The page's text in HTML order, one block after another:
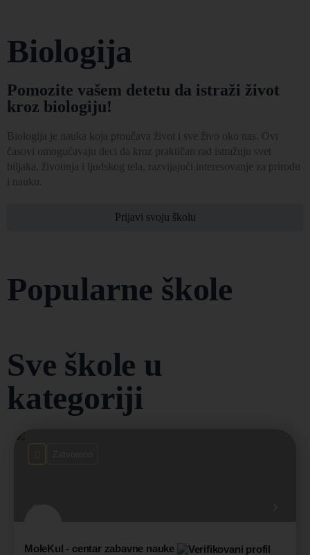
Biologija
Pomozite vašem detetu da istraži život
kroz biologiju!
Biologija je nauka koja proučava život i sve živo oko nas. Ovi
časovi omogućavaju deci da kroz praktičan rad istražuju svet
biljaka, životinja i ljudskog tela, razvijajući interesovanje za prirodu
i nauku.
Prijavi svoju školu
Popularne škole
Sve škole u
kategoriji
MoleKul - centar zabavne nauke